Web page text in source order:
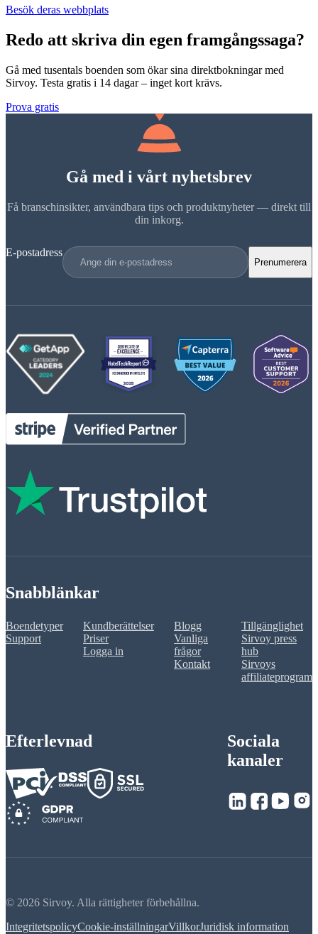
Besök deras webbplats
Redo att skriva din egen framgångssaga?
Gå med tusentals boenden som ökar sina direktbokningar med
Sirvoy. Testa gratis i 14 dagar – inget kort krävs.
Prova gratis
Gå med i vårt nyhetsbrev
Få branschinsikter, användbara tips och produktnyheter — direkt till
din inkorg.
E-postadress
Prenumerera
Snabblänkar
Boendetyper
Support
Kundberättelser
Priser
Logga in
Blogg
Vanliga
frågor
Kontakt
Tillgänglighet
Sirvoy press
hub
Sirvoys
affiliateprogram
Efterlevnad
Sociala
kanaler
© 2026 Sirvoy. Alla rättigheter förbehållna.
IntegritetspolicyCookie-inställningarVillkorJuridisk information